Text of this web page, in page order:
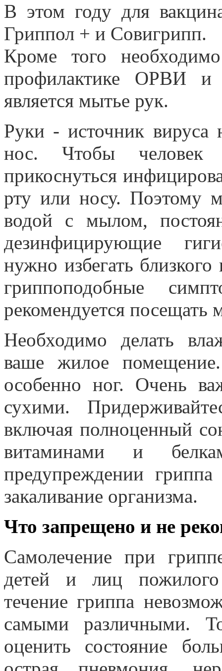
В этом году для
Гриппол + и Совигрипп.
Кроме того
профилактике ОРВИ
является мытье рук.
Руки - источник
нос. Чтобы человек
прикоснуться
рту или носу. Поэтому
водой с мылом,
дезинфицирующие
нужно избегать
гриппоподобные
рекомендуется посещать
Необходимо делать
ваше жилое
особенно ног. Очень
сухими.
включая полноценный
витаминами и
предупреждении
закаливание организма.
Что запрещено и не
Самолечение при
детей и лиц пожилого
течение гриппа
самыми различными.
оценить состояние